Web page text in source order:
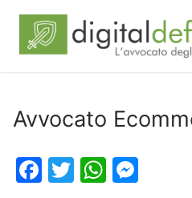
Avvocato
Facebook
Twitter